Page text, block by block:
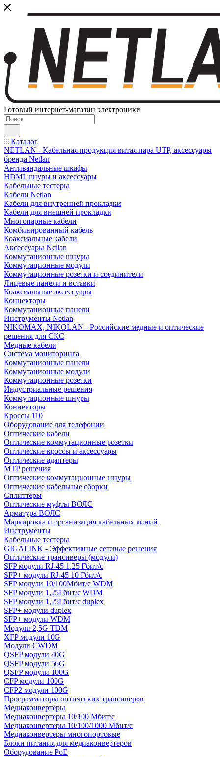
Готовый интернет-магазин электроники
Каталог
NETLAN - Кабельная продукция витая пара UTP, аксессуары
бренда Netlan
Антивандальные шкафы
HDMI шнуры и аксессуары
Кабельные тестеры
Кабели Netlan
Кабели для внутренней прокладки
Кабели для внешней прокладки
Многопарные кабели
Комбинированный кабель
Коаксиальные кабели
Аксессуары Netlan
Коммутационные шнуры
Коммутационные модули
Коммутационные розетки и соединители
Лицевые панели и вставки
Коаксиальные аксессуары
Коннекторы
Коммутационные панели
Инструменты Netlan
NIKOMAX, NIKOLAN - Российские медные и оптические
решения для СКС
Медные кабели
Система мониторинга
Коммутационные панели
Коммутационные модули
Коммутационные розетки
Индустриальные решения
Коммутационные шнуры
Коннекторы
Кроссы 110
Оборудование для телефонии
Оптические кабели
Оптические коммутационные розетки
Оптические кроссы и аксессуары
Оптические адаптеры
MTP решения
Оптические коммутационные шнуры
Оптические кабельные сборки
Сплиттеры
Оптические муфты ВОЛС
Арматура ВОЛС
Маркировка и организация кабельных линий
Инструменты
Кабельные тестеры
GIGALINK - Эффективные сетевые решения
Оптические трансиверы (модули)
SFP модули RJ-45 1.25 Гбит/c
SFP+ модули RJ-45 10 Гбит/c
SFP модули 10/100Мбит/с WDM
SFP модули 1,25Гбит/с WDM
SFP модули 1,25Гбит/с duplex
SFP+ модули duplex
SFP+ модули WDM
Модули 2,5G TDM
XFP модули 10G
Модули CWDM
QSFP модули 40G
QSFP модули 56G
QSFP модули 100G
CFP модули 100G
CFP2 модули 100G
Программаторы оптических трансиверов
Медиаконвертеры
Медиаконвертеры 10/100 Мбит/с
Медиаконвертеры 10/100/1000 Мбит/c
Медиаконвертеры многопортовые
Блоки питания для медиаконвертеров
Оборудование PoE